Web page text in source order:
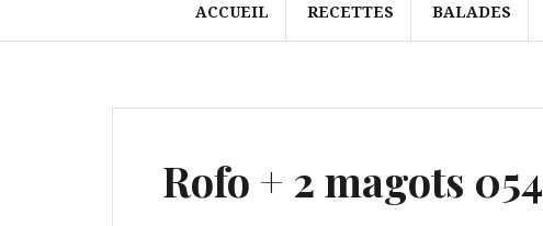
ACCUEIL RECETTES BALADES
Rofo + 2 magots 054